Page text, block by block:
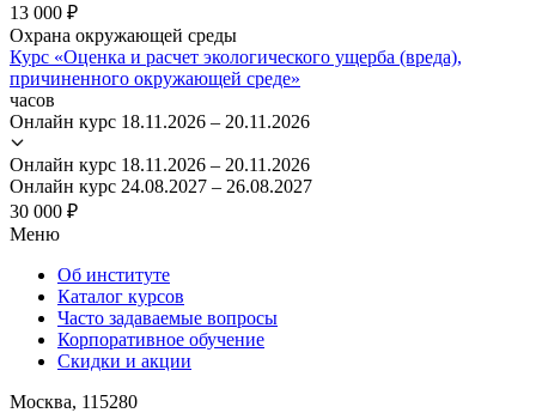
13 000 ₽
Охрана окружающей среды
Курс «Оценка и расчет экологического ущерба (вреда),
причиненного окружающей среде»
часов
Онлайн курс 18.11.2026 – 20.11.2026
Онлайн курс 18.11.2026 – 20.11.2026
Онлайн курс 24.08.2027 – 26.08.2027
30 000 ₽
Меню
Об институте
Каталог курсов
Часто задаваемые вопросы
Корпоративное обучение
Скидки и акции
Москва, 115280